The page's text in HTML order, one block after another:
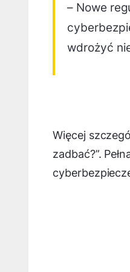
– Nowe
wdrożyć
Więcej
zadbać?”.